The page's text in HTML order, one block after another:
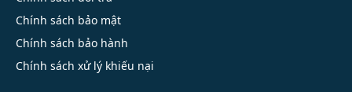
Chính sách bảo mật
Chính sách bảo hành
Chính sách xử lý khiếu nại